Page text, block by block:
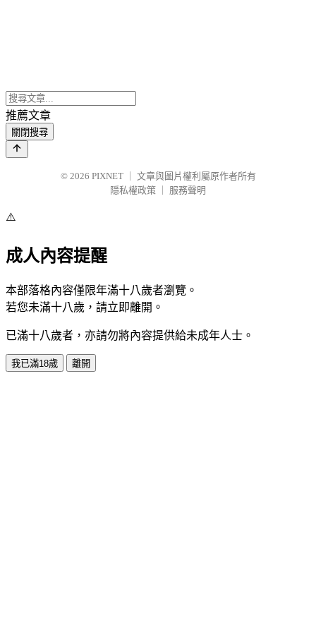
推薦文章
關閉搜尋
© 2026 PIXNET
文章與圖片權利屬原作者所有
隱私權政策
服務聲明
⚠️
成人內容提醒
本部落格內容僅限年滿十八歲者瀏覽。
若您未滿十八歲，請立即離開。
已滿十八歲者，亦請勿將內容提供給未成年人士。
我已滿18歲 離開